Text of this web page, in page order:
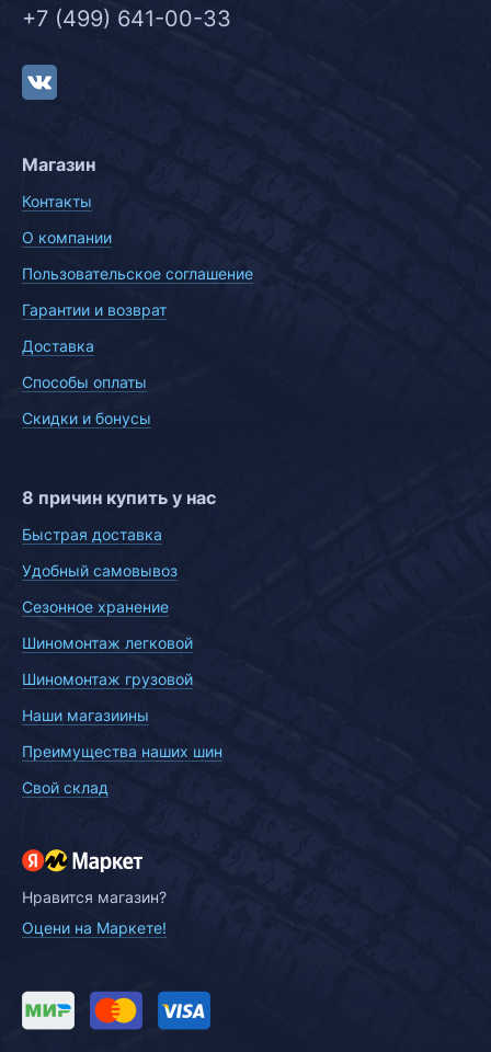
+7 (499) 641-00-33
Магазин
Контакты
О компании
Пользовательское соглашение
Гарантии и возврат
Доставка
Способы оплаты
Скидки и бонусы
8 причин купить у нас
Быстрая доставка
Удобный самовывоз
Сезонное хранение
Шиномонтаж легковой
Шиномонтаж грузовой
Наши магазиины
Преимущества наших шин
Свой склад
Нравится магазин?
Оцени на Маркете!